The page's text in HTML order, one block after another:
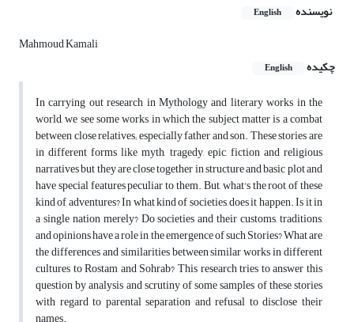
نویسنده English
Mahmoud Kamali
چکیده
English
In carrying out research in Mythology and literary works in the
world, we see some works in which the subject matter is a combat
between close relatives; especially father and son. These stories are
in different forms like myth, tragedy, epic, fiction and religious
narratives but they are close together in structure and basic plot and
have special features peculiar to them. But, what's the root of these
kind of adventures? In what kind of societies, does it happen. Is it in
a single nation merely? Do societies and their customs, traditions,
and opinions have a role in the emergence of such Stories? What are
the differences and similarities between similar works in different
cultures to Rostam and Sohrab? This research tries to answer this
question by analysis and scrutiny of some samples of these stories
with regard to parental separation and refusal to disclose their